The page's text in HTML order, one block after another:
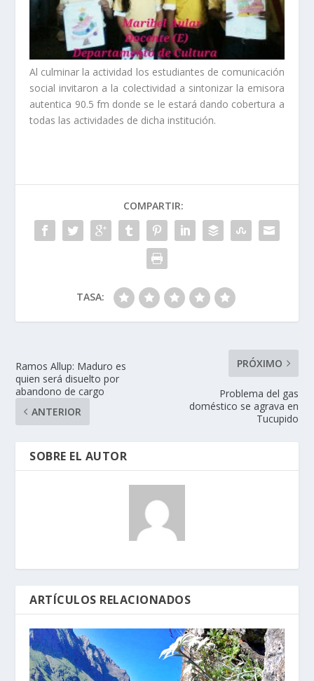
Al culminar la actividad los estudiantes de comunicación
social invitaron a la colectividad a sintonizar la emisora
autentica 90.5 fm donde se le estará dando cobertura a
todas las actividades de dicha institución.
COMPARTIR:
TASA:
Ramos Allup: Maduro es
quien será disuelto por
abandono de cargo
ANTERIOR
PRÓXIMO
Problema del gas
doméstico se agrava en
Tucupido
SOBRE EL AUTOR
ARTÍCULOS RELACIONADOS